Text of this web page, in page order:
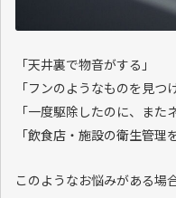
「天井裏で物音がする」
「フンのようなものを見つ
「一度駆除したのに、また
「飲食店・施設の衛生管理
このようなお悩みがある場